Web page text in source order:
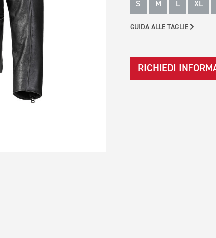
S M L XL
GUIDA ALLE TAGLIE
RICHIEDI